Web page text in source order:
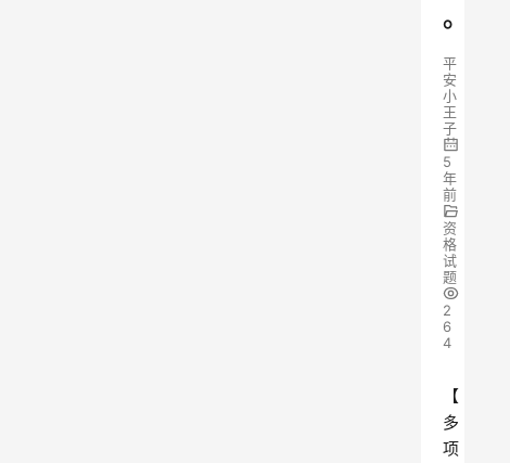
。
平
安
小
王
子
5
年
前
资
格
试
题
2
6
4
【
多
项